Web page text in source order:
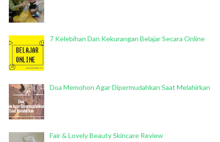
7 Kelebihan Dan Kekurangan Belajar Secara Online
Doa Memohon Agar Dipermudahkan Saat Melahirkan
Fair & Lovely Beauty Skincare Review